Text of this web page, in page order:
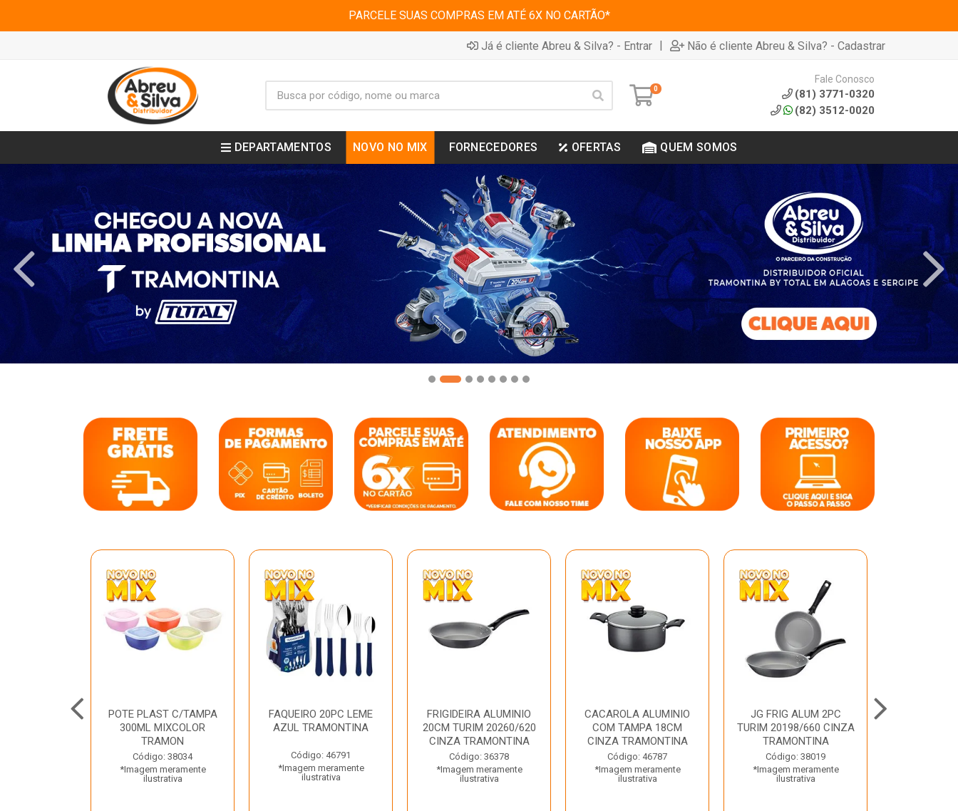
PARCELE SUAS COMPRAS EM ATÉ 6X NO CARTÃO*
Já é cliente Abreu & Silva? - Entrar | Não é cliente Abreu & Silva? - Cadastrar
0
Fale Conosco
(81) 3771-0320
(82) 3512-0020
DEPARTAMENTOS NOVO NO MIX FORNECEDORES OFERTAS QUEM SOMOS
POTE PLAST C/TAMPA
300ML MIXCOLOR
TRAMON
Código: 38034
*Imagem meramente
ilustrativa
FAQUEIRO 20PC LEME
AZUL TRAMONTINA
Código: 46791
*Imagem meramente
ilustrativa
FRIGIDEIRA ALUMINIO
20CM TURIM 20260/620
CINZA TRAMONTINA
Código: 36378
*Imagem meramente
ilustrativa
CACAROLA ALUMINIO
COM TAMPA 18CM
CINZA TRAMONTINA
Código: 46787
*Imagem meramente
ilustrativa
JG FRIG ALUM 2PC
TURIM 20198/660 CINZA
TRAMONTINA
Código: 38019
*Imagem meramente
ilustrativa